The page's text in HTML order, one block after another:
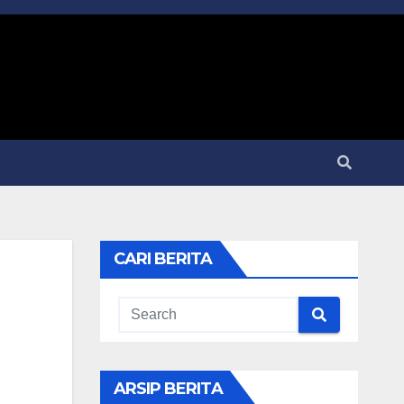
CARI BERITA
ARSIP BERITA